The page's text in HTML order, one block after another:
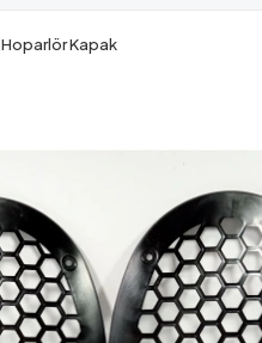
Hoparlör Kapak